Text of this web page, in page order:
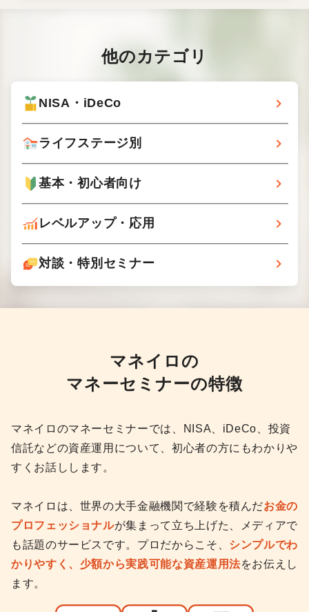
他のカテゴリ
NISA・ iDeCo
ライフステージ別
基本・初心者向け
レベルアップ・ 応用
対談・特別 セミナー
マネイロの
マネーセミナーの特徴
マネイロのマネーセミナーでは、NISA、iDeCo、投資
信託などの資産運用について、初心者の方にもわかりや
すくお話しします。
マネイロは、世界の大手金融機関で経験を積んだお金の
プロフェッショナルが集まって立ち上げた、メディアで
も話題のサービスです。プロだからこそ、 シンプルでわ
かりやすく、少額から実践可能な資産運用法をお伝えし
ます。